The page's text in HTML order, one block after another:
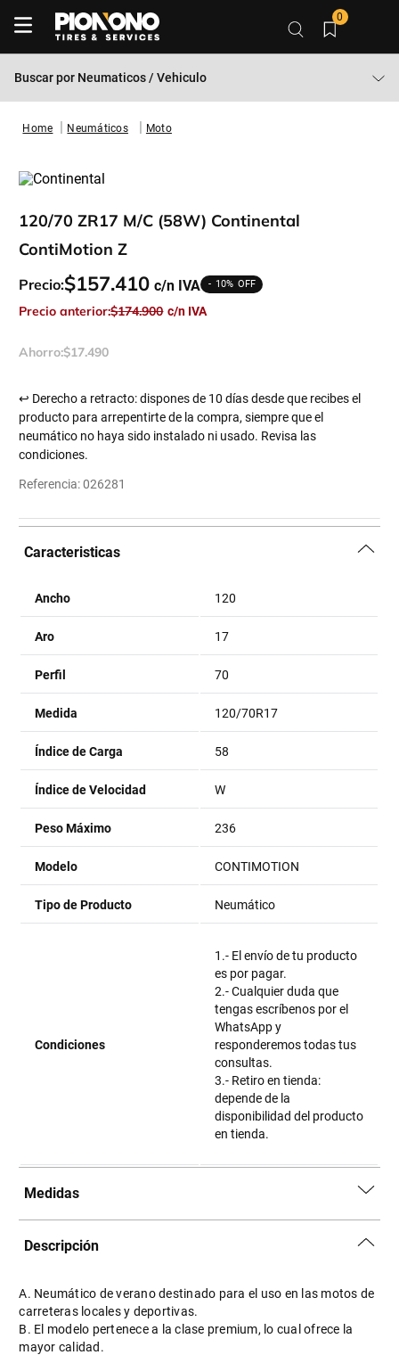
0
Buscar por Neumaticos / Vehiculo
Neumáticos Moto
120/70 ZR17 M/C (58W) Continental
ContiMotion Z
Precio:$157.410 10%
Precio anterior:$174.900
Ahorro:$17.490
↩ Derecho a retracto: dispones de 10 días desde que recibes el
producto para arrepentirte de la compra, siempre que el
neumático no haya sido instalado ni usado. Revisa las
condiciones.
Referencia:026281
Caracteristicas
Ancho 120
Aro 17
Perfil 70
Medida 120/70R17
Índice de Carga 58
Índice de Velocidad W
Peso Máximo 236
Modelo CONTIMOTION
Tipo de Producto Neumático
Condiciones
1.- El envío de tu producto
es por pagar.
2.- Cualquier duda que
tengas escríbenos por el
WhatsApp y
responderemos todas tus
consultas.
3.- Retiro en tienda:
depende de la
disponibilidad del producto
en tienda.
Medidas
Descripción
A. Neumático de verano destinado para el uso en las motos de
carreteras locales y deportivas.
B. El modelo pertenece a la clase premium, lo cual ofrece la
mayor calidad.